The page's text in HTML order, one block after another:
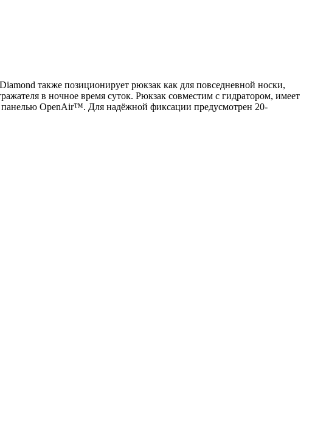
также позиционирует рюкзак как для повседневной носки,
в ночное время суток. Рюкзак совместим с гидратором, имеет
панелью OpenAir™. Для надёжной фиксации предусмотрен 20-